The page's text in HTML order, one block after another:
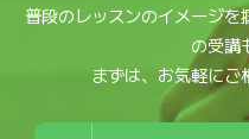
普段のレッスンのイメージ
の受講
まずは、お気軽に